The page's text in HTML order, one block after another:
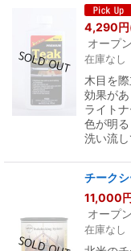
4,290円
オープ
在庫なし
木目を
効果が
ライト
色が明
洗い流
チーク
11,000
オープ
在庫なし